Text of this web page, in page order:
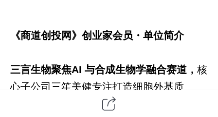
《商道创投网》创业家会员・单位简介
三言生物聚焦AI 与合成生物学融合赛道， 核
心子公司三笙美健专注打造细胞外基质
（ECM）功效原料平台，依托自主研发的高